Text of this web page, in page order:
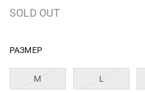
SOLD OUT
РАЗМЕР
M L